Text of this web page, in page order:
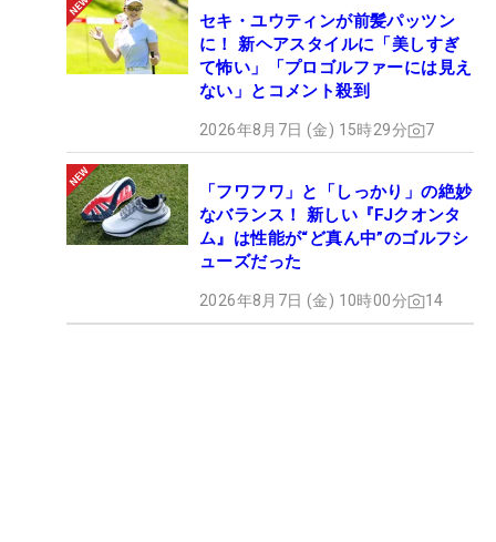
セキ・ユウティンが前髪パッツン
に！ 新ヘアスタイルに「美しすぎ
て怖い」「プロゴルファーには見え
ない」とコメント殺到
2026年8月7日 (金) 15時29分 7
「フワフワ」と「しっかり」の絶妙
なバランス！ 新しい『FJクオンタ
ム』は性能が“ど真ん中”のゴルフシ
ューズだった
2026年8月7日 (金) 10時00分 14